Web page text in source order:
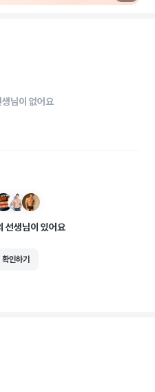
님이 없어요
선생님이 있어요
인하기